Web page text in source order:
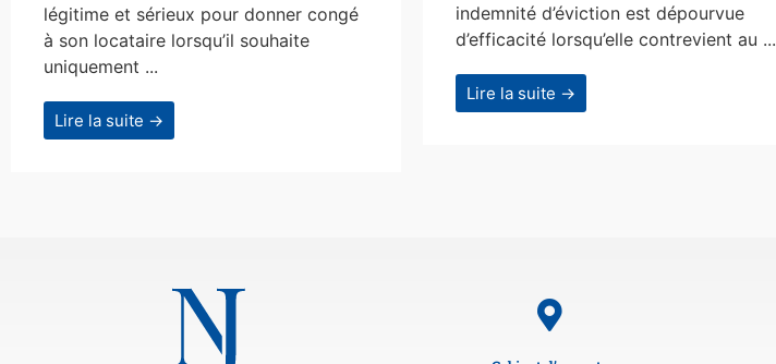
légitime et sérieux pour donner congé
à son locataire lorsqu’il souhaite
uniquement ...
Lire la suite →
indemnité d’éviction est dépourvue
d’efficacité lorsqu’elle contrevient au ...
Lire la suite →